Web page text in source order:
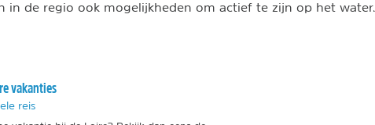
in de regio ook mogelijkheden om actief te zijn op het water.
vakanties
reis